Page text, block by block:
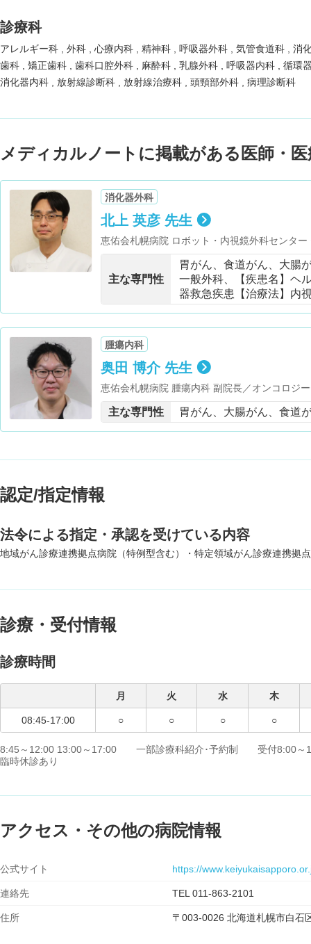
診療科
アレルギー科 外科 心療内科 精神科 呼吸器外科 気管食道科
消
歯科
矯正歯科 歯科口腔外科 麻酔科 乳腺外科 呼吸器内科
循環
消化器内科
放射線診断科 放射線治療科 頭頸部外科 病理診断科
メディカルノートに掲載がある医師・
消化器外科
北上 英彦 先生
恵佑会札幌病院 ロボット・内視鏡外科センタ
臨床准教授・麻酔科標榜医
主な専門性
胃がん、食道がん、大腸
一般外科、【疾患名】ヘ
器救急疾患【治療法】内
腫瘍内科
奥田 博介 先生
恵佑会札幌病院 腫瘍内科 副院長／オンコロジ
に対する緩和ケア研修会 修了
主な専門性 胃がん、大腸がん、食道
認定/指定情報
法令による指定・承認を受けている内容
地域がん診療連携拠点病院（特例型含む）・特定領域がん診療連携拠
診療・受付情報
診療時間
月 火 水 木
08:45-17:00 ○ ○ ○ ○
8:45～12:00 13:00～17:00 一部診療科紹介･予約制 受付
臨時休診あり
アクセス・その他の病院情報
公式サイト https://
連絡先 TEL 011-863-2101
住所 〒003-0026 北海道札幌市白石